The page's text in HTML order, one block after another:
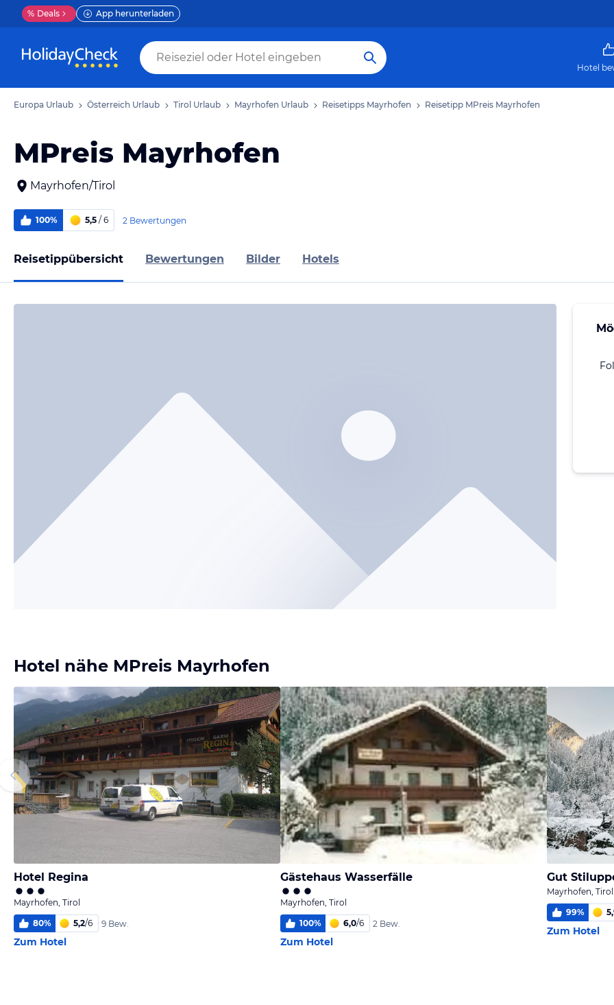
% Deals App herunterladen
Hotel
Europa Urlaub Österreich Urlaub Tirol Urlaub Mayrhofen Urlaub Reisetipps Mayrhofen Reisetipp MPreis Mayrhofen
MPreis Mayrhofen
Mayrhofen/Tirol
100% 5,5 / 6 2 Bewertungen
Reisetippübersicht Bewertungen Bilder Hotels
Hotel nähe MPreis Mayrhofen
Hotel Regina
Mayrhofen, Tirol
80% 5,2/6 9 Bew.
Zum Hotel
Gästehaus Wasserfälle
Mayrhofen, Tirol
100% 6,0/6 2 Bew.
Zum Hotel
Gut
Mayrhofen, Tirol
99%
Zum Hotel